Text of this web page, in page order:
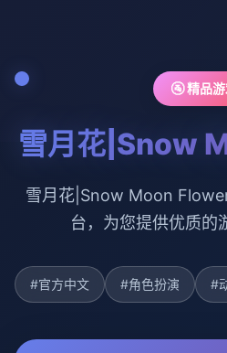
🚰 精品
雪月花|Snow
雪月花|Snow Moon
台，为您提供优质的
#官方中文 #角色扮演 #